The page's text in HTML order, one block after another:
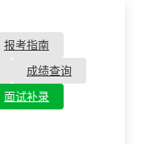
编制
报考指南
成绩查询
面试补录